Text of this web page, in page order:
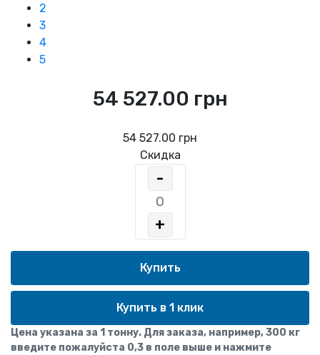
2
3
4
5
54 527.00 грн
54 527.00 грн
Скидка
-
+
Купить в 1 клик
Цена указана за 1 тонну. Для заказа, например, 300 кг
введите пожалуйста 0,3 в поле выше и нажмите